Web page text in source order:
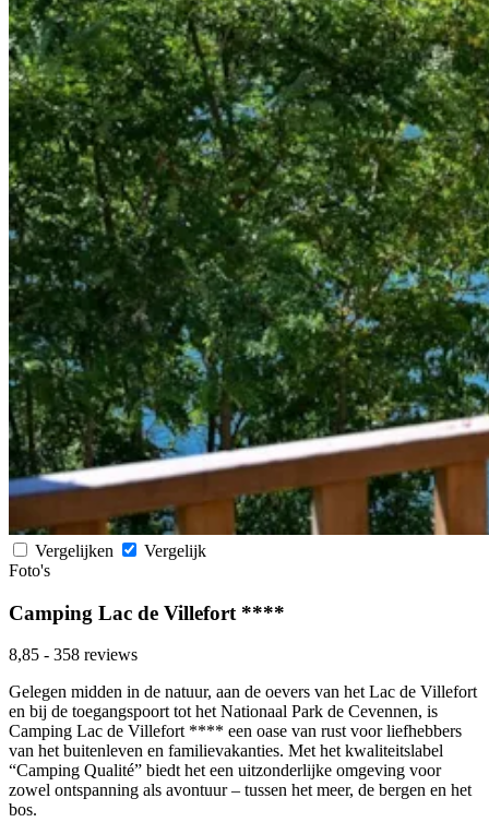
Vergelijken
Vergelijk
Foto's
Camping Lac de Villefort ****
8,85 - 358 reviews
Gelegen midden in de natuur, aan de oevers van het Lac de Villefort
en bij de toegangspoort tot het Nationaal Park de Cevennen, is
Camping Lac de Villefort **** een oase van rust voor liefhebbers
van het buitenleven en familievakanties. Met het kwaliteitslabel
“Camping Qualité” biedt het een uitzonderlijke omgeving voor
zowel ontspanning als avontuur – tussen het meer, de bergen en het
bos.